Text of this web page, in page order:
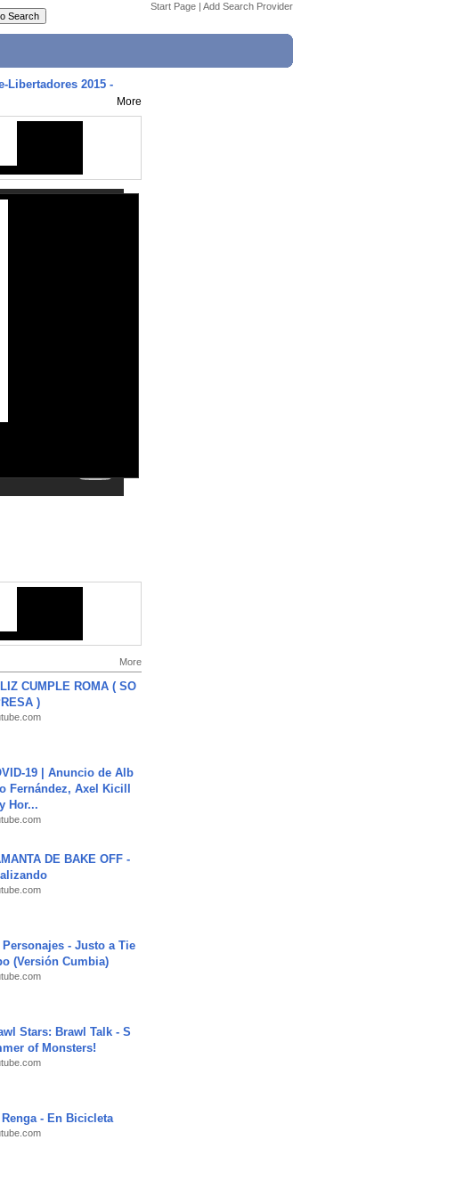
Start Page | Add Search Provider
Libertadores 2015 -
More
More
CUMPLE ROMA ( SO
)
19 | Anuncio de Alb
Fernández, Axel Kicill
Hor...
DE BAKE OFF -
Personajes - Justo a Tie
(Versión Cumbia)
Stars: Brawl Talk - S
of Monsters!
Renga - En Bicicleta